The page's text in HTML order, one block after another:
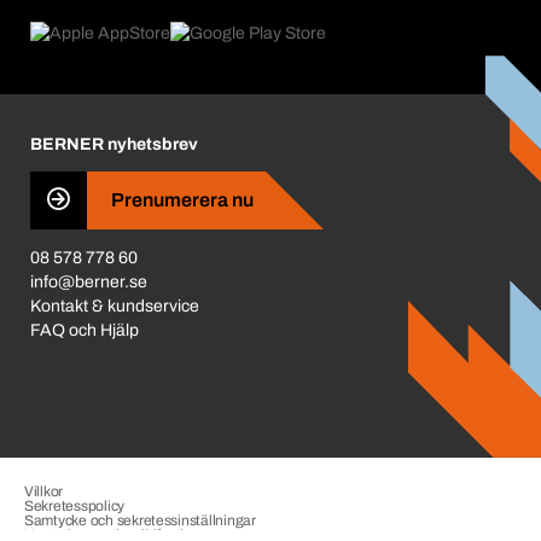
Prisjustering 2026
Vad som driver oss
Business Conduct
BERNER nyhetsbrev
Prenumerera nu
08 578 778 60
info@berner.se
Kontakt & kundservice
FAQ och Hjälp
Villkor
Sekretesspolicy
Samtycke och sekretessinställningar
Hantering av visselblåsning